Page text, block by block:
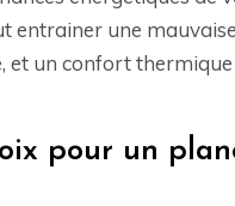
entrainer une
et un confort
pour un